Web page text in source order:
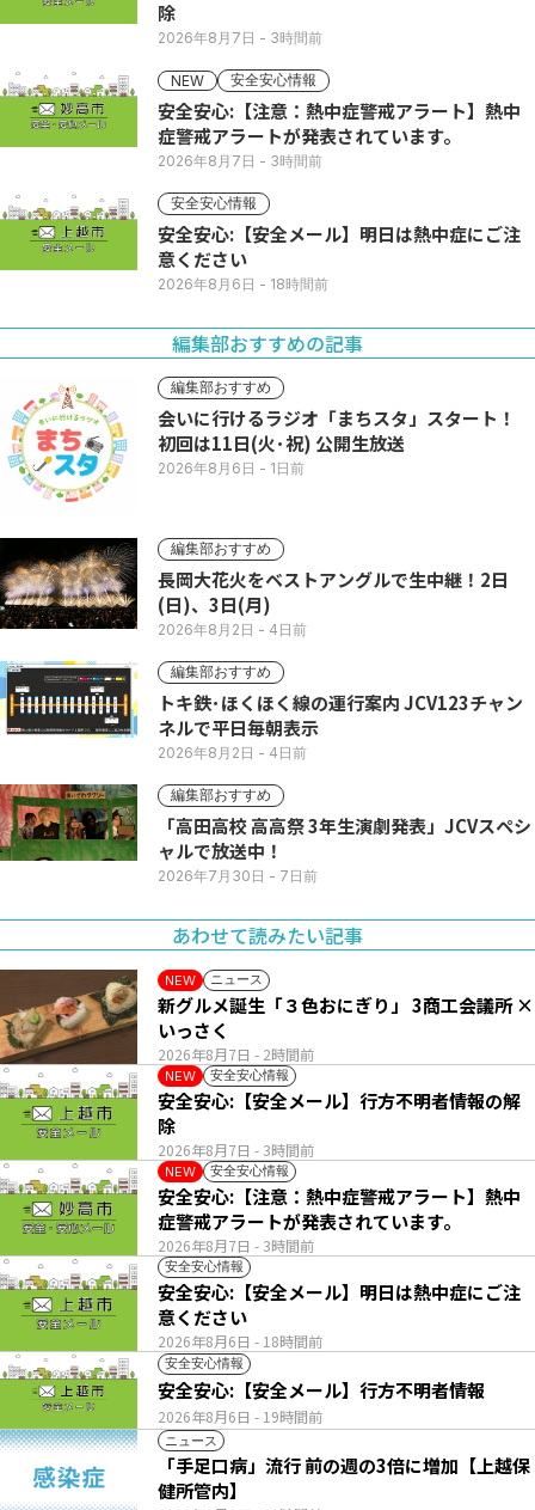
除
2026年8月7日 - 3時間前
NEW 安全安心情報
安全安心:【注意：熱中症警戒アラート】熱中
症警戒アラートが発表されています。
2026年8月7日 - 3時間前
安全安心情報
安全安心:【安全メール】明日は熱中症にご注
意ください
2026年8月6日 - 18時間前
編集部おすすめの記事
編集部おすすめ
会いに行けるラジオ「まちスタ」スタート！
初回は11日(火･祝) 公開生放送
2026年8月6日 - 1日前
編集部おすすめ
長岡大花火をベストアングルで生中継！2日
(日)、3日(月)
2026年8月2日 - 4日前
編集部おすすめ
トキ鉄･ほくほく線の運行案内 JCV123チャン
ネルで平日毎朝表示
2026年8月2日 - 4日前
編集部おすすめ
「高田高校 高高祭 3年生演劇発表」JCVスペシ
ャルで放送中！
2026年7月30日 - 7日前
あわせて読みたい記事
NEW ニュース
2026年8月7日 - 2時間前
新グルメ誕生「３色おにぎり」 3商工会議所 ×
いっさく
NEW 安全安心情報
2026年8月7日 - 3時間前
安全安心:【安全メール】行方不明者情報の解
除
NEW 安全安心情報
2026年8月7日 - 3時間前
安全安心:【注意：熱中症警戒アラート】熱中
症警戒アラートが発表されています。
安全安心情報
2026年8月6日 - 18時間前
安全安心:【安全メール】明日は熱中症にご注
意ください
安全安心情報
2026年8月6日 - 19時間前
安全安心:【安全メール】行方不明者情報
ニュース
「手足口病」流行 前の週の3倍に増加【上越保
健所管内】